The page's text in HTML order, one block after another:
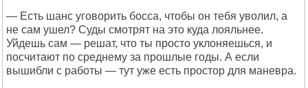
— Есть шанс уговорить босса, чтобы он тебя уволил, а
не сам ушел? Суды смотрят на это куда лояльнее.
Уйдешь сам — решат, что ты просто уклоняешься, и
посчитают по среднему за прошлые годы. А если
вышибли с работы — тут уже есть простор для маневра.